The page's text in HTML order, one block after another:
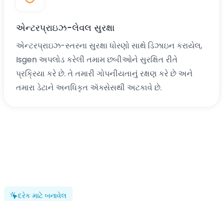
એન્ટરપ્રાઇઝ-લેવલ સુરક્ષા
એન્ટરપ્રાઇઝ-સ્તરના સુરક્ષા ધોરણો સાથે ડિઝાઇન કરાયેલ,
Isgen અપલોડ કરેલી તમામ છબીઓને સુરક્ષિત રીતે
પ્રક્રિયા કરે છે. તે તમારી ગોપનીયતાનું રક્ષણ કરે છે અને
તમારા ડેટાને અનધિકૃત ઍક્સેસથી અટકાવે છે.
દરેક માટે બનાવેલ